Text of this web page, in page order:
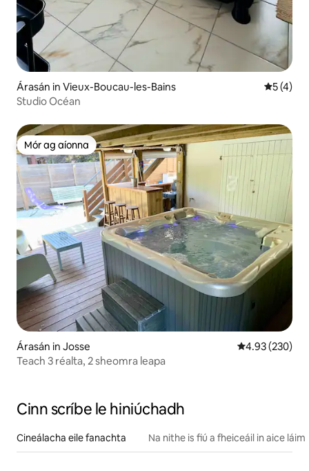
Árasán in Vieux-Boucau-les-Bains
5 (4)
Studio Océan
Mór ag aíonna
Mór ag aíonna
Árasán in Josse Meánrátáil
4.93 (230)
Teach 3 réalta, 2 sheomra leapa
Cinn scríbe le hiniúchadh
Cineálacha eile fanachta Na nithe is fiú a fheiceáil in aice